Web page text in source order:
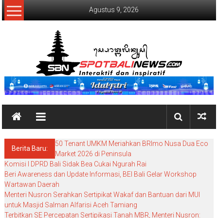
Lompat
ke
Agustus 9, 2026
SpotBaliNews
Berita Baru:
50 Tenant UMKM Meriahkan BRImo Nusa Dua Eco
Market 2026 di Peninsula
Komisi I DPRD Bali Sidak Bea Cukai Ngurah Rai
Beri Awareness dan Update Informasi, BEI Bali Gelar Workshop
Wartawan Daerah
Menteri Nusron Serahkan Sertipikat Wakaf dan Bantuan dari MUI
untuk Masjid Salman Alfarisi Aceh Tamiang
Terbitkan SE Percepatan Sertipikasi Tanah MBR, Menteri Nusron: